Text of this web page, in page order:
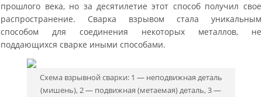
прошлого века, но за десятилетие этот способ получил свое
распространение. Сварка взрывом стала уникальным
способом для соединения некоторых металлов, не
поддающихся сварке иными способами.
Схема взрывной сварки: 1 — неподвижная деталь
(мишень), 2 — подвижная (метаемая) деталь, 3 —